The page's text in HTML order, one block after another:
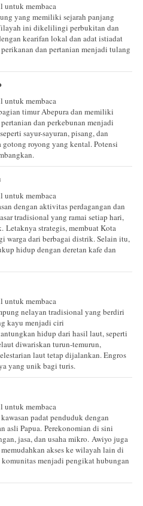
membaca
yang memiliki sejarah panjang
ini dikelilingi perbukitan dan
kearifan lokal dan adat istiadat
dan pertanian menjadi tulang
membaca
timur Abepura dan memiliki
dan perkebunan menjadi
sayur-sayuran, pisang, dan
gotong royong yang kental. Potensi
membaca
dengan aktivitas perdagangan dan
tradisional yang ramai setiap hari,
Letaknya strategis, membuat Kota
warga dari berbagai distrik. Selain itu,
hidup dengan deretan kafe dan
membaca
nelayan tradisional yang berdiri
kayu menjadi ciri
hidup dari hasil laut, seperti
diwariskan turun-temurun,
laut tetap dijalankan. Engros
yang unik bagi turis.
membaca
padat penduduk dengan
asli Papua. Perekonomian di sini
jasa, dan usaha mikro. Awiyo juga
akses ke wilayah lain di
menjadi pengikat hubungan